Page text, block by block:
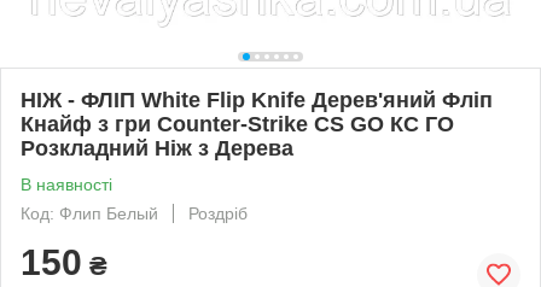
НІЖ - ФЛІП White Flip Knife Дерев'яний Фліп
Кнайф з гри Counter-Strike CS GO КС ГО
Розкладний Ніж з Дерева
В наявності
Код: Флип Белый
Роздріб
150 ₴